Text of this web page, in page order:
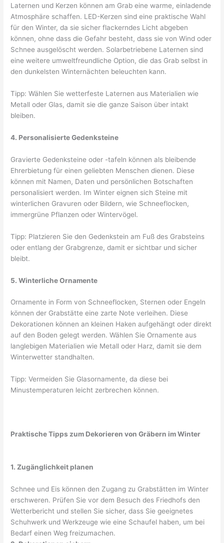
Laternen und Kerzen können am Grab eine warme, einladende
Atmosphäre schaffen. LED-Kerzen sind eine praktische Wahl
für den Winter, da sie sicher flackerndes Licht abgeben
können, ohne dass die Gefahr besteht, dass sie von Wind oder
Schnee ausgelöscht werden. Solarbetriebene Laternen sind
eine weitere umweltfreundliche Option, die das Grab selbst in
den dunkelsten Winternächten beleuchten kann.
Tipp: Wählen Sie wetterfeste Laternen aus Materialien wie
Metall oder Glas, damit sie die ganze Saison über intakt
bleiben.
4. Personalisierte Gedenksteine
Gravierte Gedenksteine ​​oder -tafeln können als bleibende
Ehrerbietung für einen geliebten Menschen dienen. Diese
können mit Namen, Daten und persönlichen Botschaften
personalisiert werden. Im Winter eignen sich Steine ​​mit
winterlichen Gravuren oder Bildern, wie Schneeflocken,
immergrüne Pflanzen oder Wintervögel.
Tipp: Platzieren Sie den Gedenkstein am Fuß des Grabsteins
oder entlang der Grabgrenze, damit er sichtbar und sicher
bleibt.
5. Winterliche Ornamente
Ornamente in Form von Schneeflocken, Sternen oder Engeln
können der Grabstätte eine zarte Note verleihen. Diese
Dekorationen können an kleinen Haken aufgehängt oder direkt
auf den Boden gelegt werden. Wählen Sie Ornamente aus
langlebigen Materialien wie Metall oder Harz, damit sie dem
Winterwetter standhalten.
Tipp: Vermeiden Sie Glasornamente, da diese bei
Minustemperaturen leicht zerbrechen können.
Praktische Tipps zum Dekorieren von Gräbern im Winter
1. Zugänglichkeit planen
Schnee und Eis können den Zugang zu Grabstätten im Winter
erschweren. Prüfen Sie vor dem Besuch des Friedhofs den
Wetterbericht und stellen Sie sicher, dass Sie geeignetes
Schuhwerk und Werkzeuge wie eine Schaufel haben, um bei
Bedarf einen Weg freizumachen.